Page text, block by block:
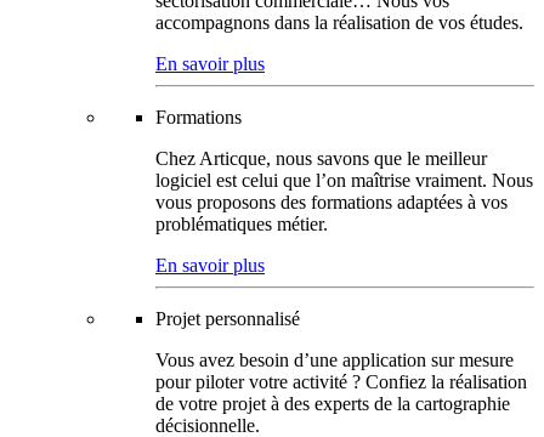
accompagnons dans la réalisation de vos études.
En savoir plus
Formations
Chez Articque, nous savons que le meilleur
logiciel est celui que l’on maîtrise vraiment. Nous
vous proposons des formations adaptées à vos
problématiques métier.
En savoir plus
Projet personnalisé
Vous avez besoin d’une application sur mesure
pour piloter votre activité ? Confiez la réalisation
de votre projet à des experts de la cartographie
décisionnelle.